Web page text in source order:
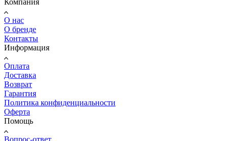
О нас
О бренде
Контакты
Информация
Оплата
Доставка
Возврат
Гарантия
Политика конфиденциальности
Оферта
Помощь
Вопрос-ответ